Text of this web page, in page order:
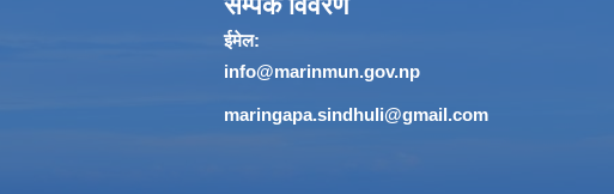
ईमेल:
info@marinmun.gov.np
maringapa.sindhuli@gmail.com